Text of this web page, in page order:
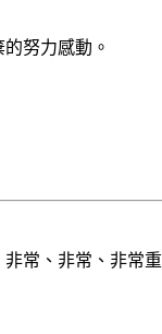
努力感動。
常、非常、非常